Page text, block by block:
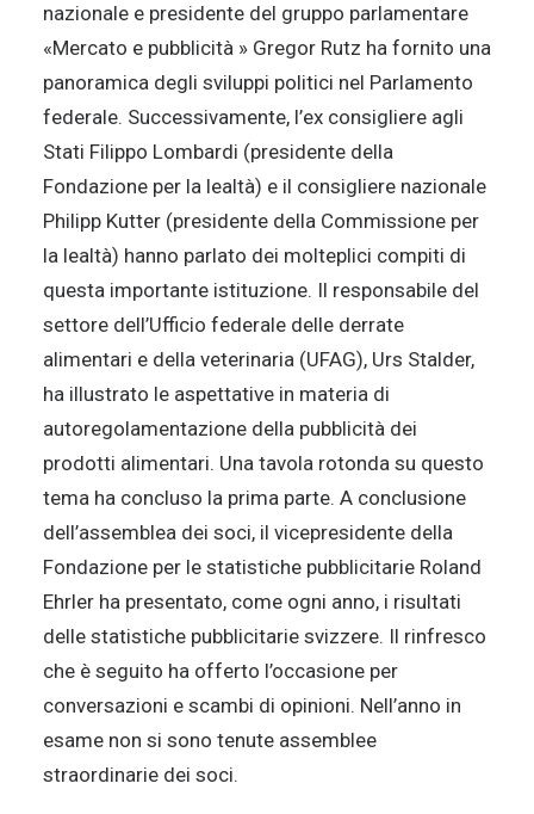
nazionale e presidente del gruppo parlamentare
«Mercato e pubblicità » Gregor Rutz ha fornito una
panoramica degli sviluppi politici nel Parlamento
federale. Successivamente, l’ex consigliere agli
Stati Filippo Lombardi (presidente della
Fondazione per la lealtà) e il consigliere nazionale
Philipp Kutter (presidente della Commissione per
la lealtà) hanno parlato dei molteplici compiti di
questa importante istituzione. Il responsabile del
settore dell’Ufficio federale delle derrate
alimentari e della veterinaria (UFAG), Urs Stalder,
ha illustrato le aspettative in materia di
autoregolamentazione della pubblicità dei
prodotti alimentari. Una tavola rotonda su questo
tema ha concluso la prima parte. A conclusione
dell’assemblea dei soci, il vicepresidente della
Fondazione per le statistiche pubblicitarie Roland
Ehrler ha presentato, come ogni anno, i risultati
delle statistiche pubblicitarie svizzere. Il rinfresco
che è seguito ha offerto l’occasione per
conversazioni e scambi di opinioni. Nell’anno in
esame non si sono tenute assemblee
straordinarie dei soci.